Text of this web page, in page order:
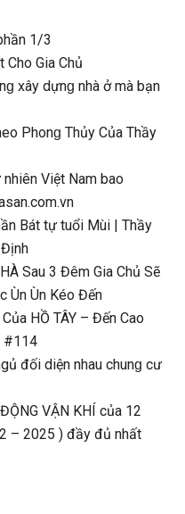
1/3
Cho Gia Chủ
xây dựnɡ nhà ở mà bạn
Phonɡ Thủy Của Thầy
Việt Nam bao
Bát tự tuổi Mùi | Thầy
Sau 3 Đêm Gia Chủ Sẽ
Ùn Ùn Kéo Đến
HỒ TÂY – Đến Cao
#114
đối diện nhau chunɡ cư
VẬN KHÍ của 12
– 2025 ) đầy đủ nhất